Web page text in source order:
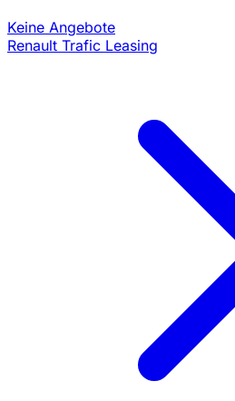
Keine Angebote
Renault Trafic Leasing